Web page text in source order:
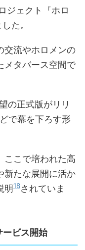
ジェクト『ホロ
た。
交流やホロメンの
メタバース空間で
の正式版がリリ
で幕を下ろす形
ここで培われた高
新たな展開に活か
明18されていま
ービス開始